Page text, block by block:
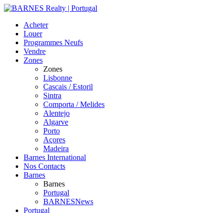
Acheter
Louer
Programmes Neufs
Vendre
Zones
Zones
Lisbonne
Cascais / Estoril
Sintra
Comporta / Melides
Alentejo
Algarve
Porto
Açores
Madeira
Barnes International
Nos Contacts
Barnes
Barnes
Portugal
BARNESNews
Portugal